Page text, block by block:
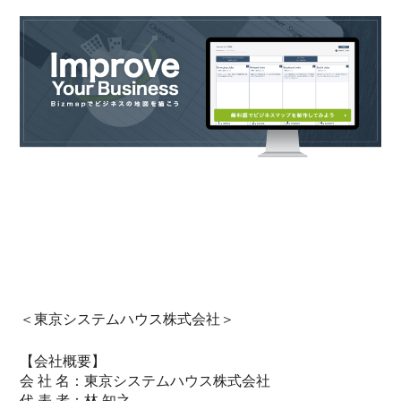
＜東京システムハウス株式会社＞
【会社概要】
会 社 名：東京システムハウス株式会社